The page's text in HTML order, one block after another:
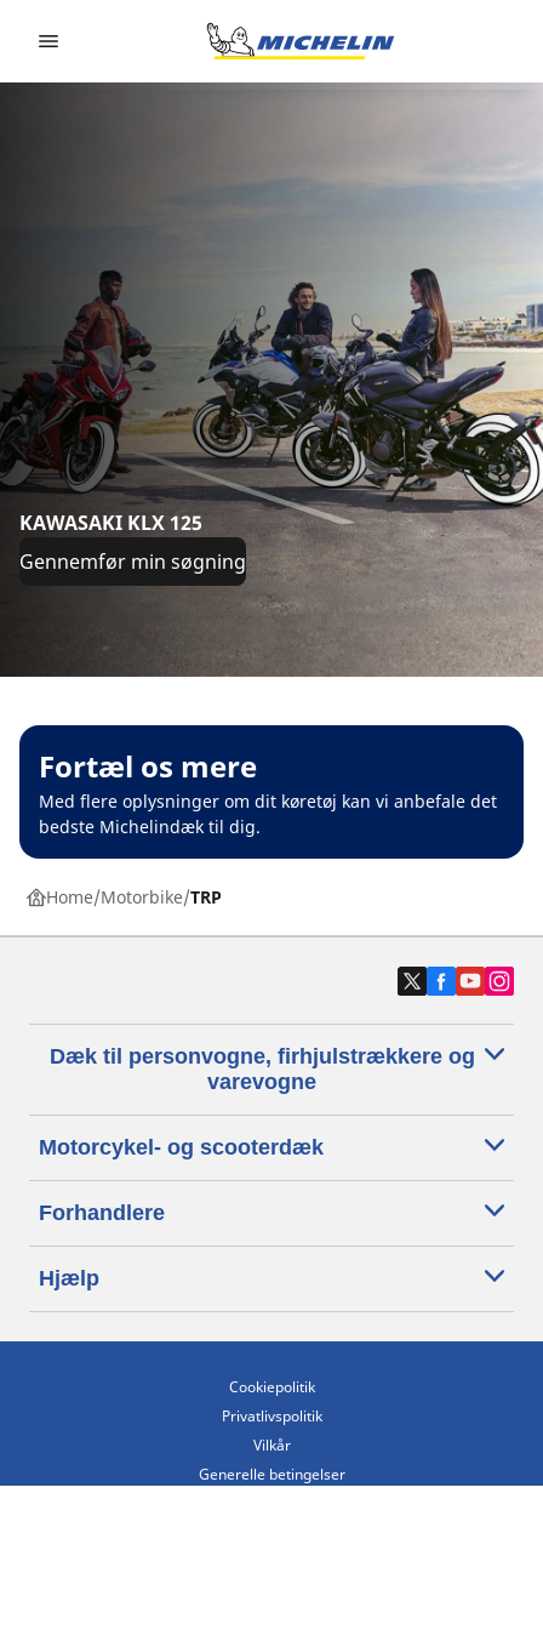
KAWASAKI KLX 125
Gennemfør min søgning
Fortæl os mere
Med flere oplysninger om dit køretøj kan vi anbefale det
bedste Michelindæk til dig.
Home Motorbike TRP
Dæk til personvogne, firhjulstrækkere og
varevogne
Motorcykel- og scooterdæk
Forhandlere
Hjælp
Cookiepolitik
Privatlivspolitik
Vilkår
Generelle betingelser